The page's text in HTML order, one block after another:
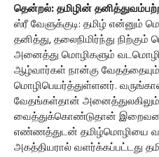
தென்றல்: தமிழின்
ஸ்ரீ வேளுக்குடி: தமிழ் என்னும்
தனித்து, தலைநிமிர்ந்து
அனைத்து மொழிகளும்
ஆழ்வார்கள் நான்கு
மொழிபெயர்த்துள்ளனர்.
வேதங்கள்தான்
வைத்துக்கொண்டுதான்
எண்ணத்துடன் தமிழ்மொழியை
அகத்தியரால் வளர்க்கப்பட்டது